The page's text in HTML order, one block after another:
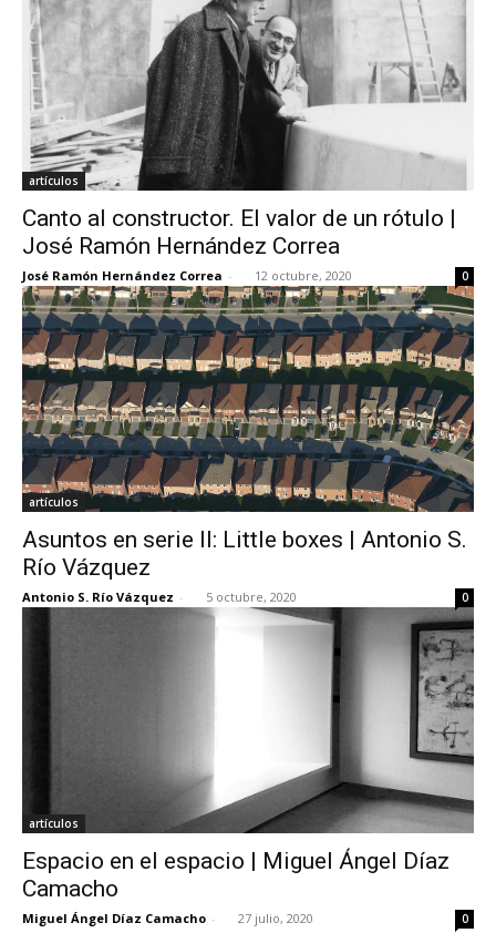
artículos
Canto al constructor. El valor de un rótulo |
José Ramón Hernández Correa
José Ramón Hernández Correa - 12 octubre, 2020 0
artículos
Asuntos en serie II: Little boxes | Antonio S.
Río Vázquez
Antonio S. Río Vázquez - 5 octubre, 2020 0
artículos
Espacio en el espacio | Miguel Ángel Díaz
Camacho
Miguel Ángel Díaz Camacho - 27 julio, 2020 0